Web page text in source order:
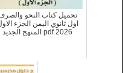
تحميل كتاب النحو
اول ثانوي اليمن الجزء
2026 pdf المنهج الجديد